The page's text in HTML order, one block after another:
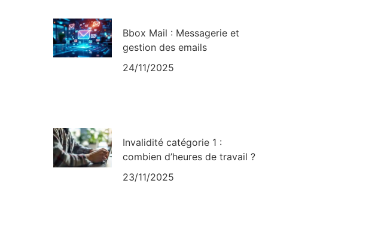
Bbox Mail : Messagerie et
gestion des emails
24/11/2025
Invalidité catégorie 1 :
combien d’heures de travail ?
23/11/2025